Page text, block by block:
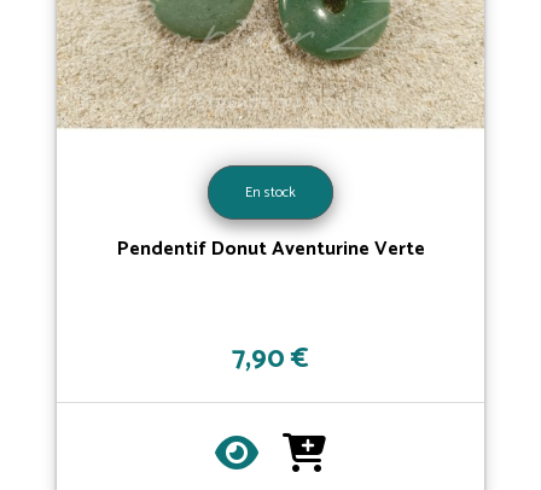
En stock
Pendentif Donut Aventurine Verte
7,90 €